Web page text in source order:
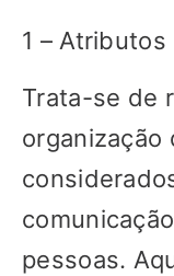
1 – Atributos
Trata-se de
organização
pessoas.